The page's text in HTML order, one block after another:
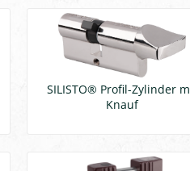
SILISTO® Profil-Zylinder
Knauf